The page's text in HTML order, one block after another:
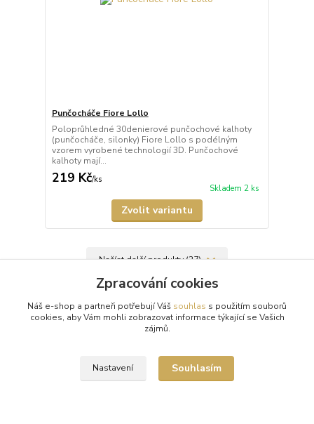
Punčocháče Fiore Lollo
Poloprůhledné 30denierové punčochové kalhoty
(punčocháče, silonky) Fiore Lollo s podélným
vzorem vyrobené technologií 3D. Punčochové
kalhoty mají...
219 Kč/ks
Skladem 2 ks
Zvolit variantu
Načíst další produkty (27)
strana z 5 další
Zpracování cookies
Náš e-shop a partneři potřebují Váš souhlas s použitím souborů
cookies, aby Vám mohli zobrazovat informace týkající se Vašich
zájmů.
Nastavení Souhlasím